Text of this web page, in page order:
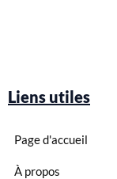
Liens utiles
Page d'accueil
À propos